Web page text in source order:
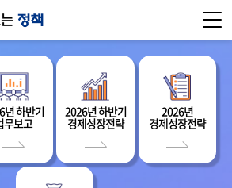
년 하반기
무보고
2026년 하반기
경제성장전략
2026년
경제성장전략